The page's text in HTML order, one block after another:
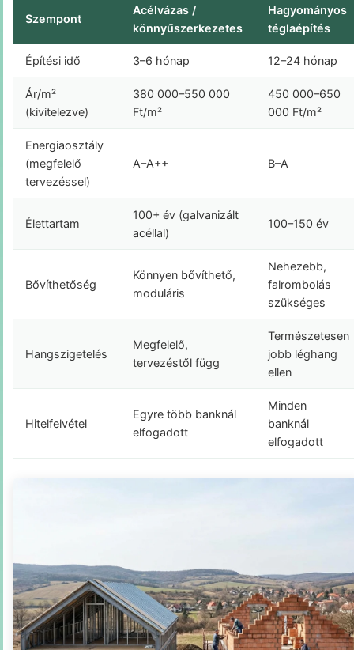
Szempont
Acélvázas /
könnyűszerkezetes
Hagyományos
téglaépítés
Építési idő 3–6 hónap 12–24 hónap
Ár/m²
(kivitelezve)
380 000–550 000
Ft/m²
450 000–650
000 Ft/m²
Energiaosztály
(megfelelő
tervezéssel)
A–A++ B–A
Élettartam
100+ év (galvanizált
acéllal)
100–150 év
Bővíthetőség
Könnyen bővíthető,
moduláris
Nehezebb,
falrombolás
szükséges
Hangszigetelés
Megfelelő,
tervezéstől függ
Természetesen
jobb léghang
ellen
Hitelfelvétel
Egyre több banknál
elfogadott
Minden
banknál
elfogadott